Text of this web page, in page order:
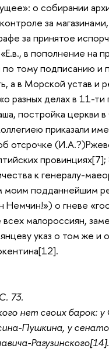
о собирании
за
за принятое
в пополнение на
тому подписанию
а в Морской устав и
делах в 11-ти
постройка церкви
приказали
отсрочке (И.А.?)
к генералу-
подданнейшим
о гневе
малороссиян,
указ о том же
73.
нет своих барок:
Пушкина, у
Рагузинского[14].